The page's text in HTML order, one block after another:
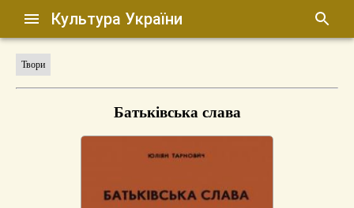
Культура України
Твори
Батьківська слава